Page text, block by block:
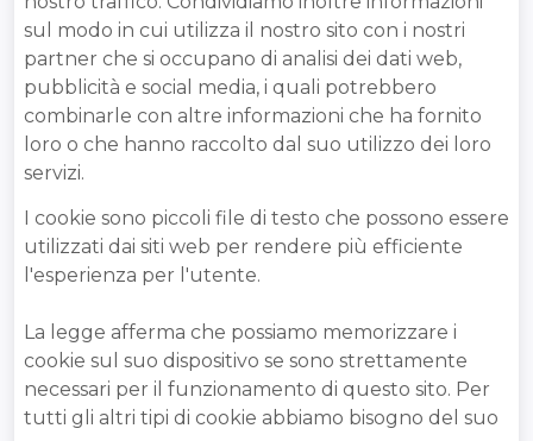
sul modo in cui utilizza il nostro sito con i nostri
partner che si occupano di analisi dei dati web,
pubblicità e social media, i quali potrebbero
combinarle con altre informazioni che ha fornito
loro o che hanno raccolto dal suo utilizzo dei loro
servizi.
I cookie sono piccoli file di testo che possono essere
utilizzati dai siti web per rendere più efficiente
l'esperienza per l'utente.
La legge afferma che possiamo memorizzare i
cookie sul suo dispositivo se sono strettamente
necessari per il funzionamento di questo sito. Per
tutti gli altri tipi di cookie abbiamo bisogno del suo